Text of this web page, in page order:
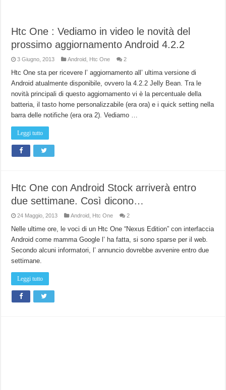
Htc One : Vediamo in video le novità del
prossimo aggiornamento Android 4.2.2
3 Giugno, 2013 Android Htc One 2
Htc One sta per ricevere l’ aggiornamento all’ ultima versione di
Android atualmente disponibile, ovvero la 4.2.2 Jelly Bean. Tra le
novità principali di questo aggiornamento vi è la percentuale della
batteria, il tasto home personalizzabile (era ora) e i quick setting nella
barra delle notifiche (era ora 2). Vediamo …
Leggi tutto
Htc One con Android Stock arriverà entro
due settimane. Così dicono…
24 Maggio, 2013 Android Htc One 2
Nelle ultime ore, le voci di un Htc One “Nexus Edition” con interfaccia
Android come mamma Google l’ ha fatta, si sono sparse per il web.
Secondo alcuni informatori, l’ annuncio dovrebbe avvenire entro due
settimane.
Leggi tutto